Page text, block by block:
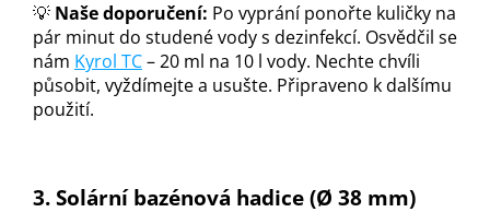
💡 Naše doporučení: Po vyprání ponořte kuličky na
pár minut do studené vody s dezinfekcí. Osvědčil se
nám Kyrol TC– 20 ml na 10 l vody. Nechte chvíli
působit, vyždímejte a usušte. Připraveno k dalšímu
použití.
3. Solární bazénová hadice (Ø 38 mm)